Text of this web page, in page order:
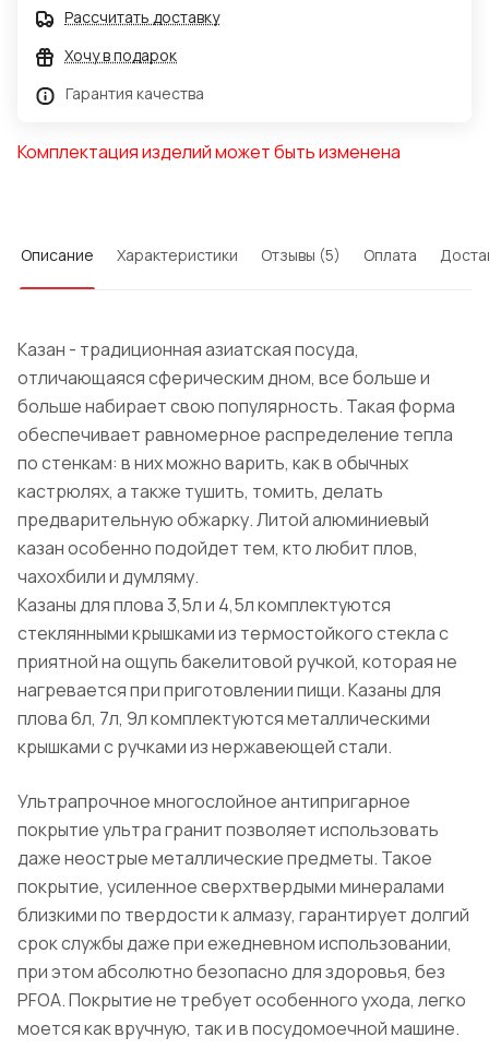
Рассчитать доставку
Хочу в подарок
Гарантия качества
Комплектация изделий может быть изменена
Описание Характеристики Отзывы (5) Оплата
Казан - традиционная азиатская посуда,
отличающаяся сферическим дном, все больше и
больше набирает свою популярность. Такая форма
обеспечивает равномерное распределение тепла
по стенкам: в них можно варить, как в обычных
кастрюлях, а также тушить, томить, делать
предварительную обжарку. Литой алюминиевый
казан особенно подойдет тем, кто любит плов,
чахохбили и думляму.
Казаны для плова 3,5л и 4,5л комплектуются
стеклянными крышками из термостойкого стекла с
приятной на ощупь бакелитовой ручкой, которая не
нагревается при приготовлении пищи. Казаны для
плова 6л, 7л, 9л комплектуются металлическими
крышками с ручками из нержавеющей стали.
Ультрапрочное многослойное антипригарное
покрытие ультра гранит позволяет использовать
даже неострые металлические предметы. Такое
покрытие, усиленное сверхтвердыми минералами
близкими по твердости к алмазу, гарантирует долгий
срок службы даже при ежедневном использовании,
при этом абсолютно безопасно для здоровья, без
PFOA. Покрытие не требует особенного ухода, легко
моется как вручную, так и в посудомоечной машине.